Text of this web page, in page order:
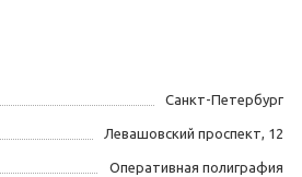
Санкт-Петербург
Левашовский проспект, 12
Оперативная полиграфия